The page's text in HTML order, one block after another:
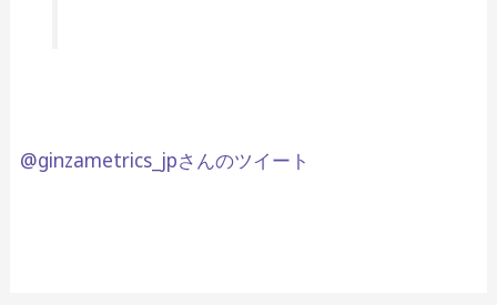
@ginzametrics_jpさんのツイート